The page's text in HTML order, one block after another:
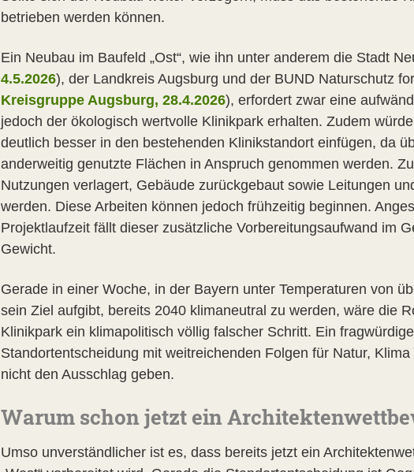
betrieben werden können.
Ein Neubau im Baufeld „Ost“, wie ihn unter anderem die Stadt
4.5.2026), der Landkreis Augsburg und der BUND Naturschutz
Kreisgruppe Augsburg, 28.4.2026), erfordert zwar eine
jedoch der ökologisch wertvolle Klinikpark erhalten. Zudem
deutlich besser in den bestehenden Klinik­standort einfügen, da
anderweitig genutzte Flächen in Anspruch genommen werden.
Nutzungen verlagert, Gebäude zurückgebaut sowie Leitungen
werden. Diese Arbeiten können jedoch frühzeitig beginnen.
Projektlaufzeit fällt dieser zusätzliche Vorbereitungsaufwand im
Gewicht.
Gerade in einer Woche, in der Bayern unter Temperaturen von
sein Ziel aufgibt, bereits 2040 klimaneutral zu werden, wäre die
Klinikpark ein klimapolitisch völlig falscher Schritt. Ein
Standortentscheidung mit weitreichenden Folgen für Natur,
nicht den Ausschlag geben.
Warum schon jetzt ein
Umso unverständlicher ist es, dass bereits jetzt ein